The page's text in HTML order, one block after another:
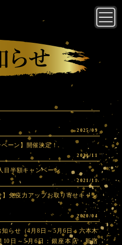
2025/09
ペーン】開催決定！
2021/11
目半額キャンペーン
2021/11
】免疫力アップお取り寄せキャン
2020/04
知らせ（4月8日～5月6日：六本木
10日～5月6日：銀座本店・新宿